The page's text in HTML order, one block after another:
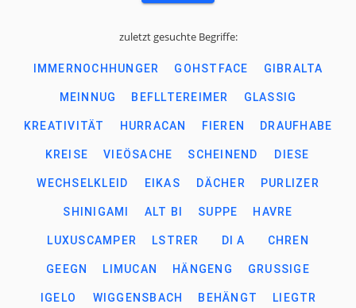
zuletzt gesuchte Begriffe:
IMMERNOCHHUNGER GOHSTFACE GIBRALTA
MEINNUG BEFLLTEREIMER GLASSIG
KREATIVITÄT HURRACAN FIEREN DRAUFHABE
KREISE VIEÖSACHE SCHEINEND DIESE
WECHSELKLEID EIKAS DÄCHER PURLIZER
SHINIGAMI ALT BI SUPPE HAVRE
LUXUSCAMPER LSTRER DI A CHREN
GEEGN LIMUCAN HÄNGENG GRUSSIGE
IGELO WIGGENSBACH BEHÄNGT LIEGTR